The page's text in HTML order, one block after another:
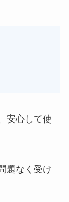
安心して使
題なく受け